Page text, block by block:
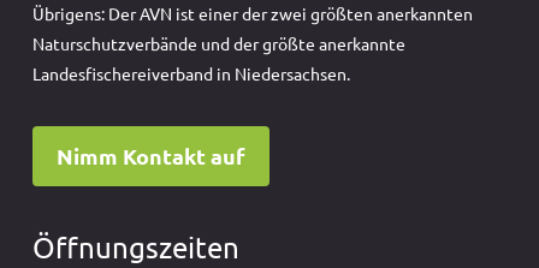
Übrigens: Der AVN ist einer der zwei größten anerkannten
Naturschutzverbände und der größte anerkannte
Landesfischereiverband in Niedersachsen.
Nimm Kontakt auf
Öffnungszeiten